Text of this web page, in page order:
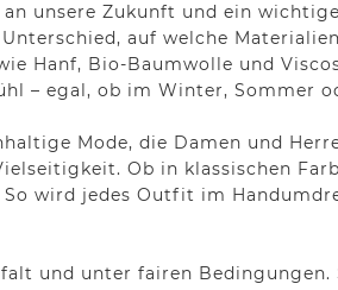
unsere Zukunft und ein
auf welche
Hanf, Bio-Baumwolle und
– egal, ob im Winter, Sommer
Mode, die Damen und
Ob in klassischen
wird jedes Outfit im
und unter fairen Bedingungen.